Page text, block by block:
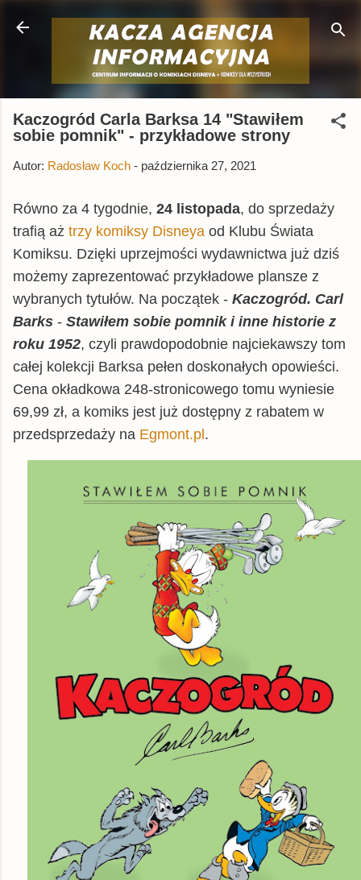
Przejdź do głównej zawartości
Kaczogród Carla Barksa 14 "Stawiłem
sobie pomnik" - przykładowe strony
Autor: Radosław Koch - października 27, 2021
Równo za 4 tygodnie, 24 listopada, do sprzedaży
trafią aż trzy komiksy Disneya od Klubu Świata
Komiksu. Dzięki uprzejmości wydawnictwa już dziś
możemy zaprezentować przykładowe plansze z
wybranych tytułów. Na początek - Kaczogród. Carl
Barks - Stawiłem sobie pomnik i inne historie z
roku 1952, czyli prawdopodobnie najciekawszy tom
całej kolekcji Barksa pełen doskonałych opowieści.
Cena okładkowa 248-stronicowego tomu wyniesie
69,99 zł, a komiks jest już dostępny z rabatem w
przedsprzedaży na Egmont.pl.